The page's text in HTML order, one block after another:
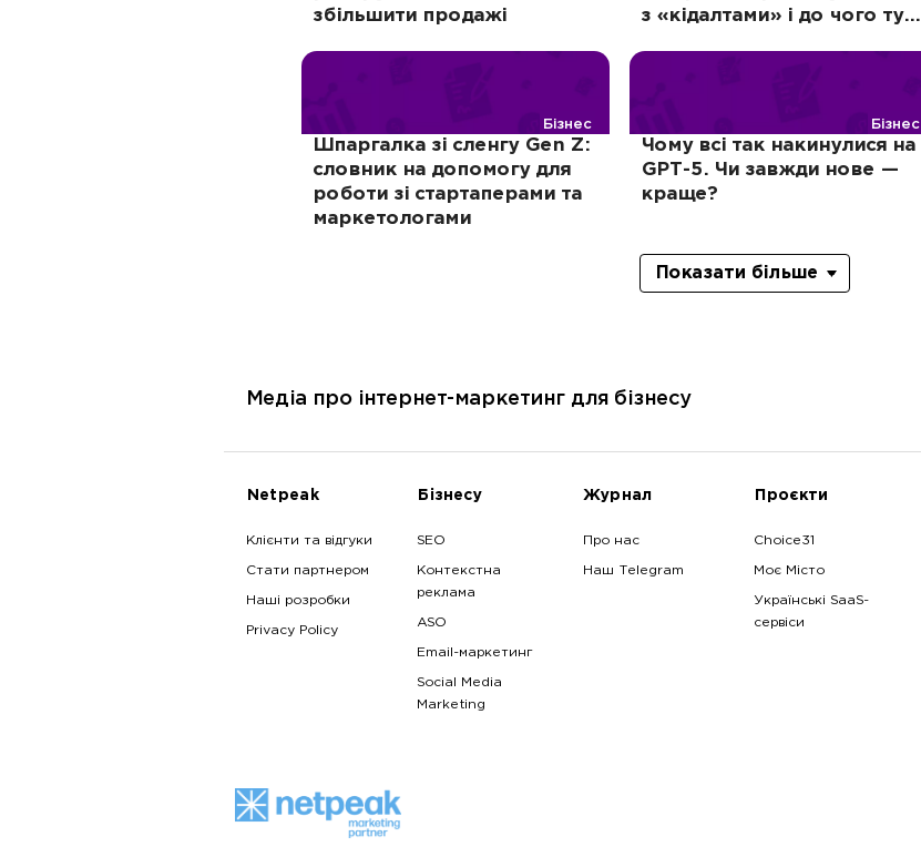
збільшити продажі
з «кідалтами» і до чого тут
Бізнес
Шпаргалка зі сленгу Gen Z:
словник на допомогу для
роботи зі стартаперами та
маркетологами
Бізнес
Чому всі так накинулися на
GPT-5. Чи завжди нове —
краще?
Показати більше
Медіа про інтернет-маркетинг для бізнесу
Netpeak
Клієнти та відгуки
Стати партнером
Наші розробки
Privacy Policy
Бізнесу
SEO
Контекстна
реклама
ASO
Email-маркетинг
Social Media
Marketing
Журнал
Про нас
Наш Telegram
Проєкти
Choice31
Моє Місто
Українські SaaS-
сервіси